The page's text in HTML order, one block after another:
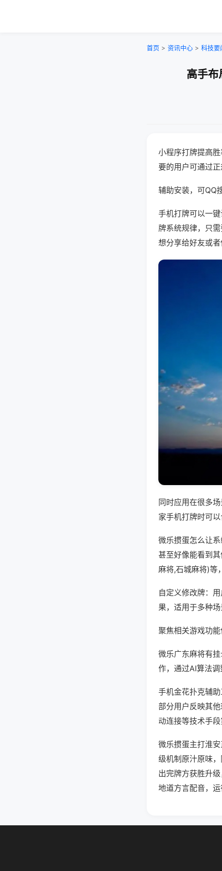
首页 > 资讯中心 > 科技要
高手布
小程序打牌提高
要的用户可通过正
辅助安装，可QQ
手机打牌可以一
牌系统规律，只
想分享给好友或者
同时应用在很多
家手机打牌时可
微乐掼蛋怎么让
甚至好像能看到
麻将,石城麻将)等
自定义修改牌：
果，适用于多种
聚焦相关游戏功能
微乐广东麻将有
作，通过AI算法调
手机金花扑克辅助
部分用户反映其
动连接等技术手段
微乐掼蛋主打淮
级机制原汁原味
出完牌方获胜升
地道方言配音，